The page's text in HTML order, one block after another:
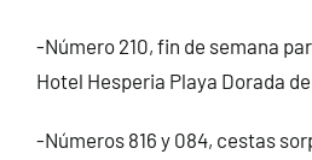
-Número 210, fin de semana
Hotel Hesperia Playa Dorada
-Números 816 y 084, cestas